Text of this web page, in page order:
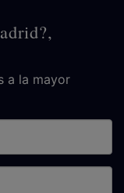
a la mayor